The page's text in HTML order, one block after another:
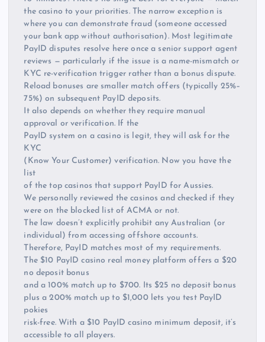
the casino to your priorities. The narrow exception is
where you can demonstrate fraud (someone accessed
your bank app without authorisation). Most legitimate
PayID disputes resolve here once a senior support agent
reviews — particularly if the issue is a name-mismatch or
KYC re-verification trigger rather than a bonus dispute.
Reload bonuses are smaller match offers (typically 25%–
75%) on subsequent PayID deposits.
It also depends on whether they require manual
approval or verification. If the
PayID system on a casino is legit, they will ask for the
KYC
(Know Your Customer) verification. Now you have the
list
of the top casinos that support PayID for Aussies.
We personally reviewed the casinos and checked if they
were on the blocked list of ACMA or not.
The law doesn’t explicitly prohibit any Australian (or
individual) from accessing offshore accounts.
Therefore, PayID matches most of my requirements.
The $10 PayID casino real money platform offers a $20
no deposit bonus
and a 100% match up to $700. Its $25 no deposit bonus
plus a 200% match up to $1,000 lets you test PayID
pokies
risk-free. With a $10 PayID casino minimum deposit, it’s
accessible to all players.